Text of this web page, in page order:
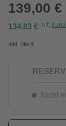
139,00 €
134,83 € mit
Inkl. MwSt.
Nicht